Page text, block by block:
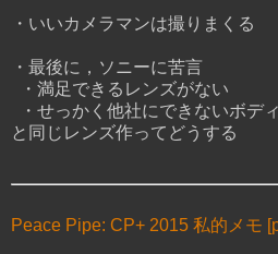
・いいカメラマンは撮りまくる
・最後に，ソニーに苦言
・満足できるレンズがない
・せっかく他社にできないボデ
と同じレンズ作ってどうする
Peace Pipe: CP+ 2015 私的メモ